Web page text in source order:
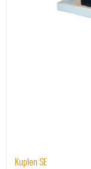
Kuplen SE